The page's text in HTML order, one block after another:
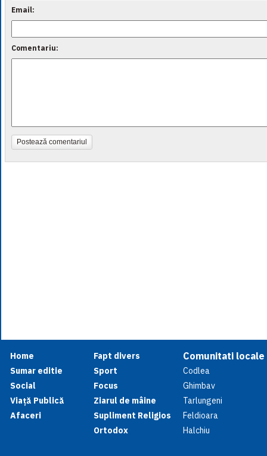
Email:
Comentariu:
Postează comentariul
Home
Sumar editie
Social
Viață Publică
Afaceri
Fapt divers
Sport
Focus
Ziarul de mâine
Supliment Religios
Ortodox
Comunitati locale
Codlea
Ghimbav
Tarlungeni
Feldioara
Halchiu